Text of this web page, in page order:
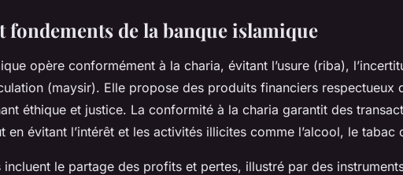
de la banque islamique
opère conformément à la charia, évitant l’usure (riba),
(maysir). Elle propose des produits financiers respectueux
éthique et justice. La conformité à la charia garantit des
en évitant l’intérêt et les activités illicites comme l’alcool, le tabac
incluent le partage des profits et pertes, illustré par des